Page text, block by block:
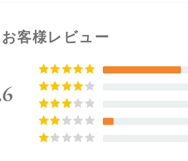
お客様レビュー